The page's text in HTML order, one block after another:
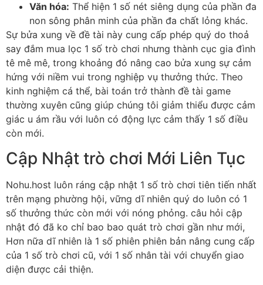
Văn hóa: Thể hiện 1 số nét siêng dụng của phần đa
non sông phân minh của phần đa chất lỏng khác.
Sự bửa xung về đề tài này cung cấp phép quý do thoả
say đắm mua lọc 1 số trò chơi nhưng thành cục gia đình
tê mê mê, trong khoảng đó nâng cao bửa xung sự cảm
hứng với niềm vui trong nghiệp vụ thưởng thức. Theo
kinh nghiệm cá thể, bài toán trở thành đề tài game
thường xuyên cũng giúp chúng tôi giảm thiểu được cảm
giác u ám rầu với luôn có động lực cảm thấy 1 số điều
còn mới.
Cập Nhật trò chơi Mới Liên Tục
Nohu.host luôn ráng cập nhật 1 số trò chơi tiên tiến nhất
trên mạng phường hội, vững dĩ nhiên quý do luôn có 1
số thưởng thức còn mới với nóng phỏng. câu hỏi cập
nhật đó đã ko chỉ bao bao quát trò chơi gần như mới,
Hơn nữa dĩ nhiên là 1 số phiên phiên bản nâng cung cấp
của 1 số trò chơi cũ, với 1 số nhân tài với chuyển giao
diện được cải thiện.